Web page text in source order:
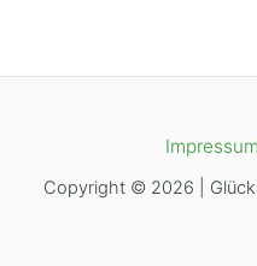
Copyright © 2026 |